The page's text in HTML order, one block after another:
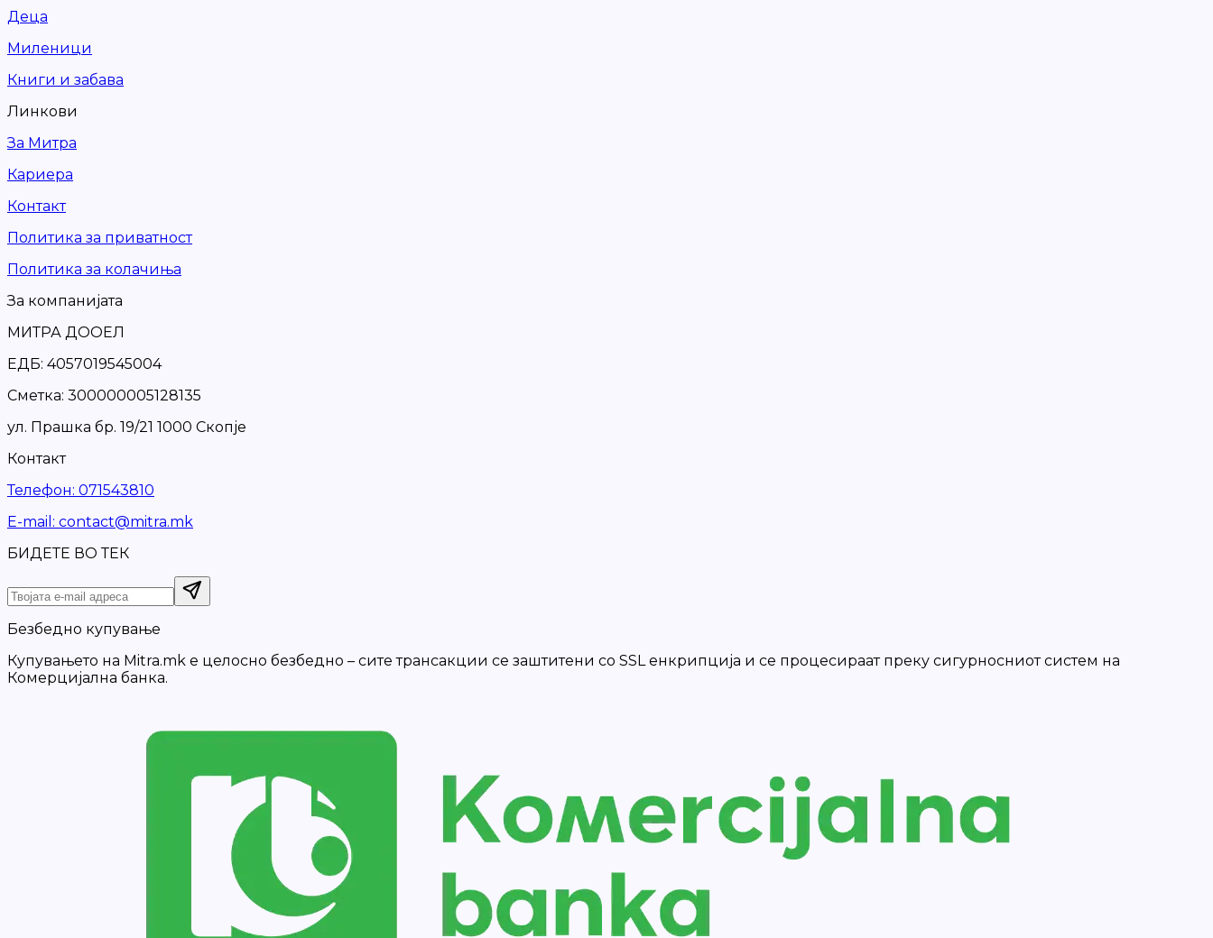
Деца
Миленици
Книги и забава
Линкови
За Митра
Кариера
Контакт
Политика за приватност
Политика за колачиња
За компанијата
МИТРА ДООЕЛ
ЕДБ: 4057019545004
Сметка: 300000005128135
ул. Прашка бр. 19/21 1000 Скопје
Контакт
Телефон: 071543810
Е-mail : contact@mitra.mk
БИДЕТЕ ВО ТЕК
Безбедно купување
Купувањето на Mitra.mk е целосно безбедно – сите трансакции се заштитени со SSL енкрипција и се процесираат преку сигурносниот систем на
Комерцијална банка.